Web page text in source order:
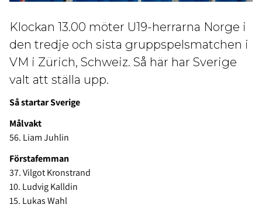
Klockan 13.00 möter U19-herrarna Norge i
den tredje och sista gruppspelsmatchen i
VM i Zürich, Schweiz. Så här har Sverige
valt att ställa upp.
Så startar Sverige
Målvakt
56. Liam Juhlin
Förstafemman
37. Vilgot Kronstrand
10. Ludvig Kalldin
15. Lukas Wahl